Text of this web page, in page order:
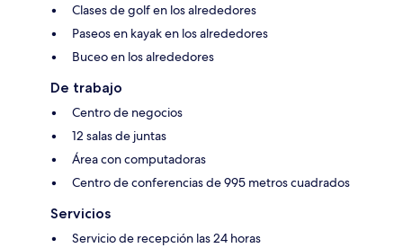
Clases de golf en los alrededores
Paseos en kayak en los alrededores
Buceo en los alrededores
De trabajo
Centro de negocios
12 salas de juntas
Área con computadoras
Centro de conferencias de 995 metros cuadrados
Servicios
Servicio de recepción las 24 horas